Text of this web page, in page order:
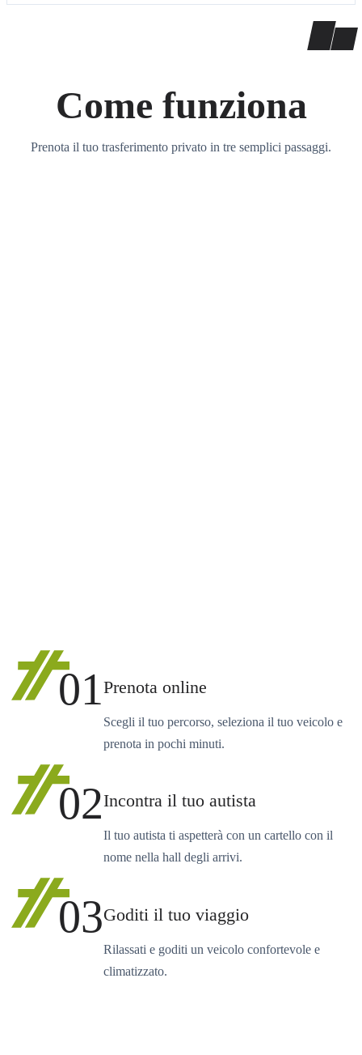
Come funziona
Prenota il tuo trasferimento privato in tre semplici passaggi.
01Prenota online
Scegli il tuo percorso, seleziona il tuo veicolo e
prenota in pochi minuti.
02Incontra il tuo autista
Il tuo autista ti aspetterà con un cartello con il
nome nella hall degli arrivi.
03Goditi il tuo viaggio
Rilassati e goditi un veicolo confortevole e
climatizzato.